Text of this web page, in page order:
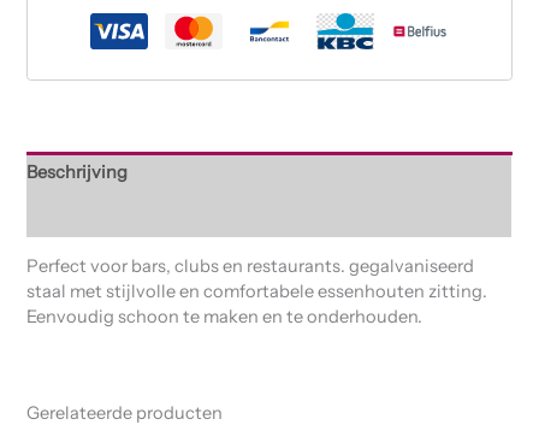
Beschrijving
Perfect voor bars, clubs en restaurants. gegalvaniseerd
staal met stijlvolle en comfortabele essenhouten zitting.
Eenvoudig schoon te maken en te onderhouden.
Gerelateerde producten